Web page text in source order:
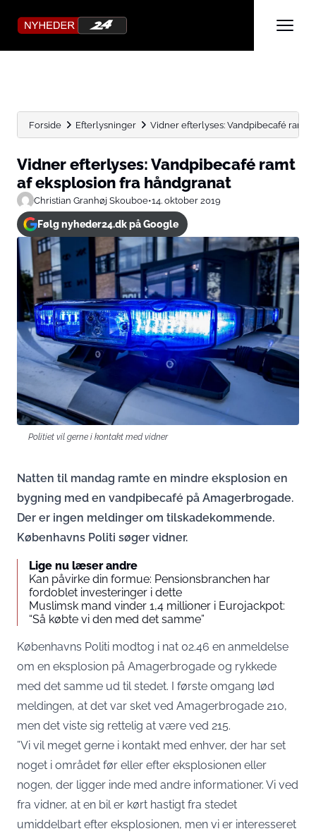
Forside Efterlysninger Vidner efterlyses: Vandpibecafé ramt
Vidner efterlyses: Vandpibecafé ramt
af eksplosion fra håndgranat
Christian Granhøj Skouboe•14. oktober 2019
Følg nyheder24.dk på Google
Politiet vil gerne i kontakt med vidner
Natten til mandag ramte en mindre eksplosion en
bygning med en vandpibecafé på Amagerbrogade.
Der er ingen meldinger om tilskadekommende.
Københavns Politi søger vidner.
Lige nu læser andre
Kan påvirke din formue: Pensionsbranchen har
fordoblet investeringer i dette
Muslimsk mand vinder 1,4 millioner i Eurojackpot:
“Så købte vi den med det samme”
Københavns Politi modtog i nat 02.46 en anmeldelse
om en eksplosion på Amagerbrogade og rykkede
med det samme ud til stedet. I første omgang lød
meldingen, at det var sket ved Amagerbrogade 210,
men det viste sig rettelig at være ved 215.
”Vi vil meget gerne i kontakt med enhver, der har set
noget i området før eller efter eksplosionen eller
nogen, der ligger inde med andre informationer. Vi ved
fra vidner, at en bil er kørt hastigt fra stedet
umiddelbart efter eksplosionen, men vi er interesseret